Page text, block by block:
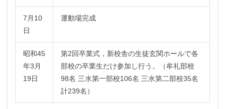
7月10
日
運動場完成
昭和45
年3月
19日
第2回卒業式，新校舎の生徒玄関ホールで各
部校の卒業生だけ参加し行う。（牟礼部校
98名 三水第一部校106名 三水第二部校35名
計239名）